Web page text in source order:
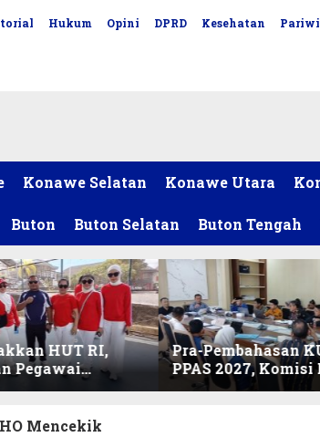
Hukum Opini DPRD Kesehatan
Konawe Selatan Konawe Utara
Buton Buton Selatan Buton Tengah
HUT RI,
Pegawai
DPRD Sultra
Pra-Pembahasan
PPAS 2027, Komisi
Program Prioritas
Mencekik